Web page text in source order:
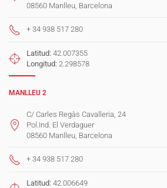
08560 Manlleu, Barcelona
+ 34 938 517 280
Latitud: 42.007355
Longitud: 2.298578
MANLLEU 2
C/ Carles Regàs Cavalleria, 24
Pol.Ind. El Verdaguer
08560 Manlleu, Barcelona
+ 34 938 517 280
Latitud: 42.006649